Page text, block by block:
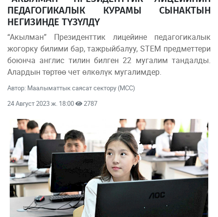
ПЕДАГОГИКАЛЫК КУРАМЫ СЫНАКТЫН
НЕГИЗИНДЕ ТҮЗҮЛДҮ
“Акылман” Президенттик лицейине педагогикалык
жогорку билими бар, тажрыйбалуу, STEM предметтери
боюнча англис тилин билген 22 мугалим тандалды.
Алардын төртөө чет өлкөлүк мугалимдер.
Автор: Маалыматтык саясат сектору (МСС)
24 Август 2023 ж. 18:00
2787